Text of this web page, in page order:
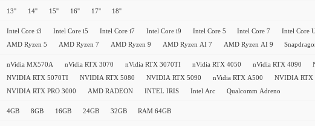
13'' 14'' 15'' 16'' 17'' 18''
Intel Core i3 Intel Core i5 Intel Core i7 Intel Core i9 Intel Core 5 Intel Core 7
Intel Core
AMD Ryzen 5
AMD Ryzen 7 AMD Ryzen 9 AMD Ryzen AI 7 AMD Ryzen AI 9
nVidia MX570A nVidia RTX 3070 nVidia RTX 3070TI nVidia RTX 4050 nVidia RTX 4090
NVIDIA RTX 5070TI
NVIDIA RTX 5080 NVIDIA RTX 5090 nVidia RTX A500
NVIDIA RTX
NVIDIA RTX PRO 3000
AMD RADEON INTEL IRIS Intel Arc Qualcomm Adreno
4GB 8GB 16GB 24GB 32GB RAM 64GB